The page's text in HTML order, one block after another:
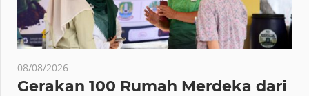
08/08/2026
Gerakan 100 Rumah Merdeka dari